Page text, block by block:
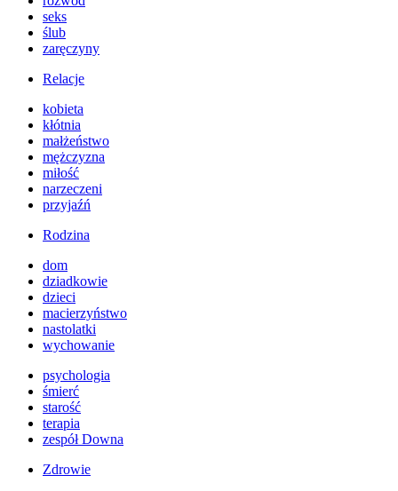
seks
ślub
zaręczyny
Relacje
kobieta
kłótnia
małżeństwo
mężczyzna
miłość
narzeczeni
przyjaźń
Rodzina
dom
dziadkowie
dzieci
macierzyństwo
nastolatki
wychowanie
psychologia
śmierć
starość
terapia
zespół Downa
Zdrowie